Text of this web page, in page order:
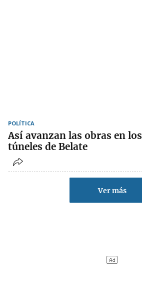
POLÍTICA
Así avanzan las obras en los
túneles de Belate
Ver más